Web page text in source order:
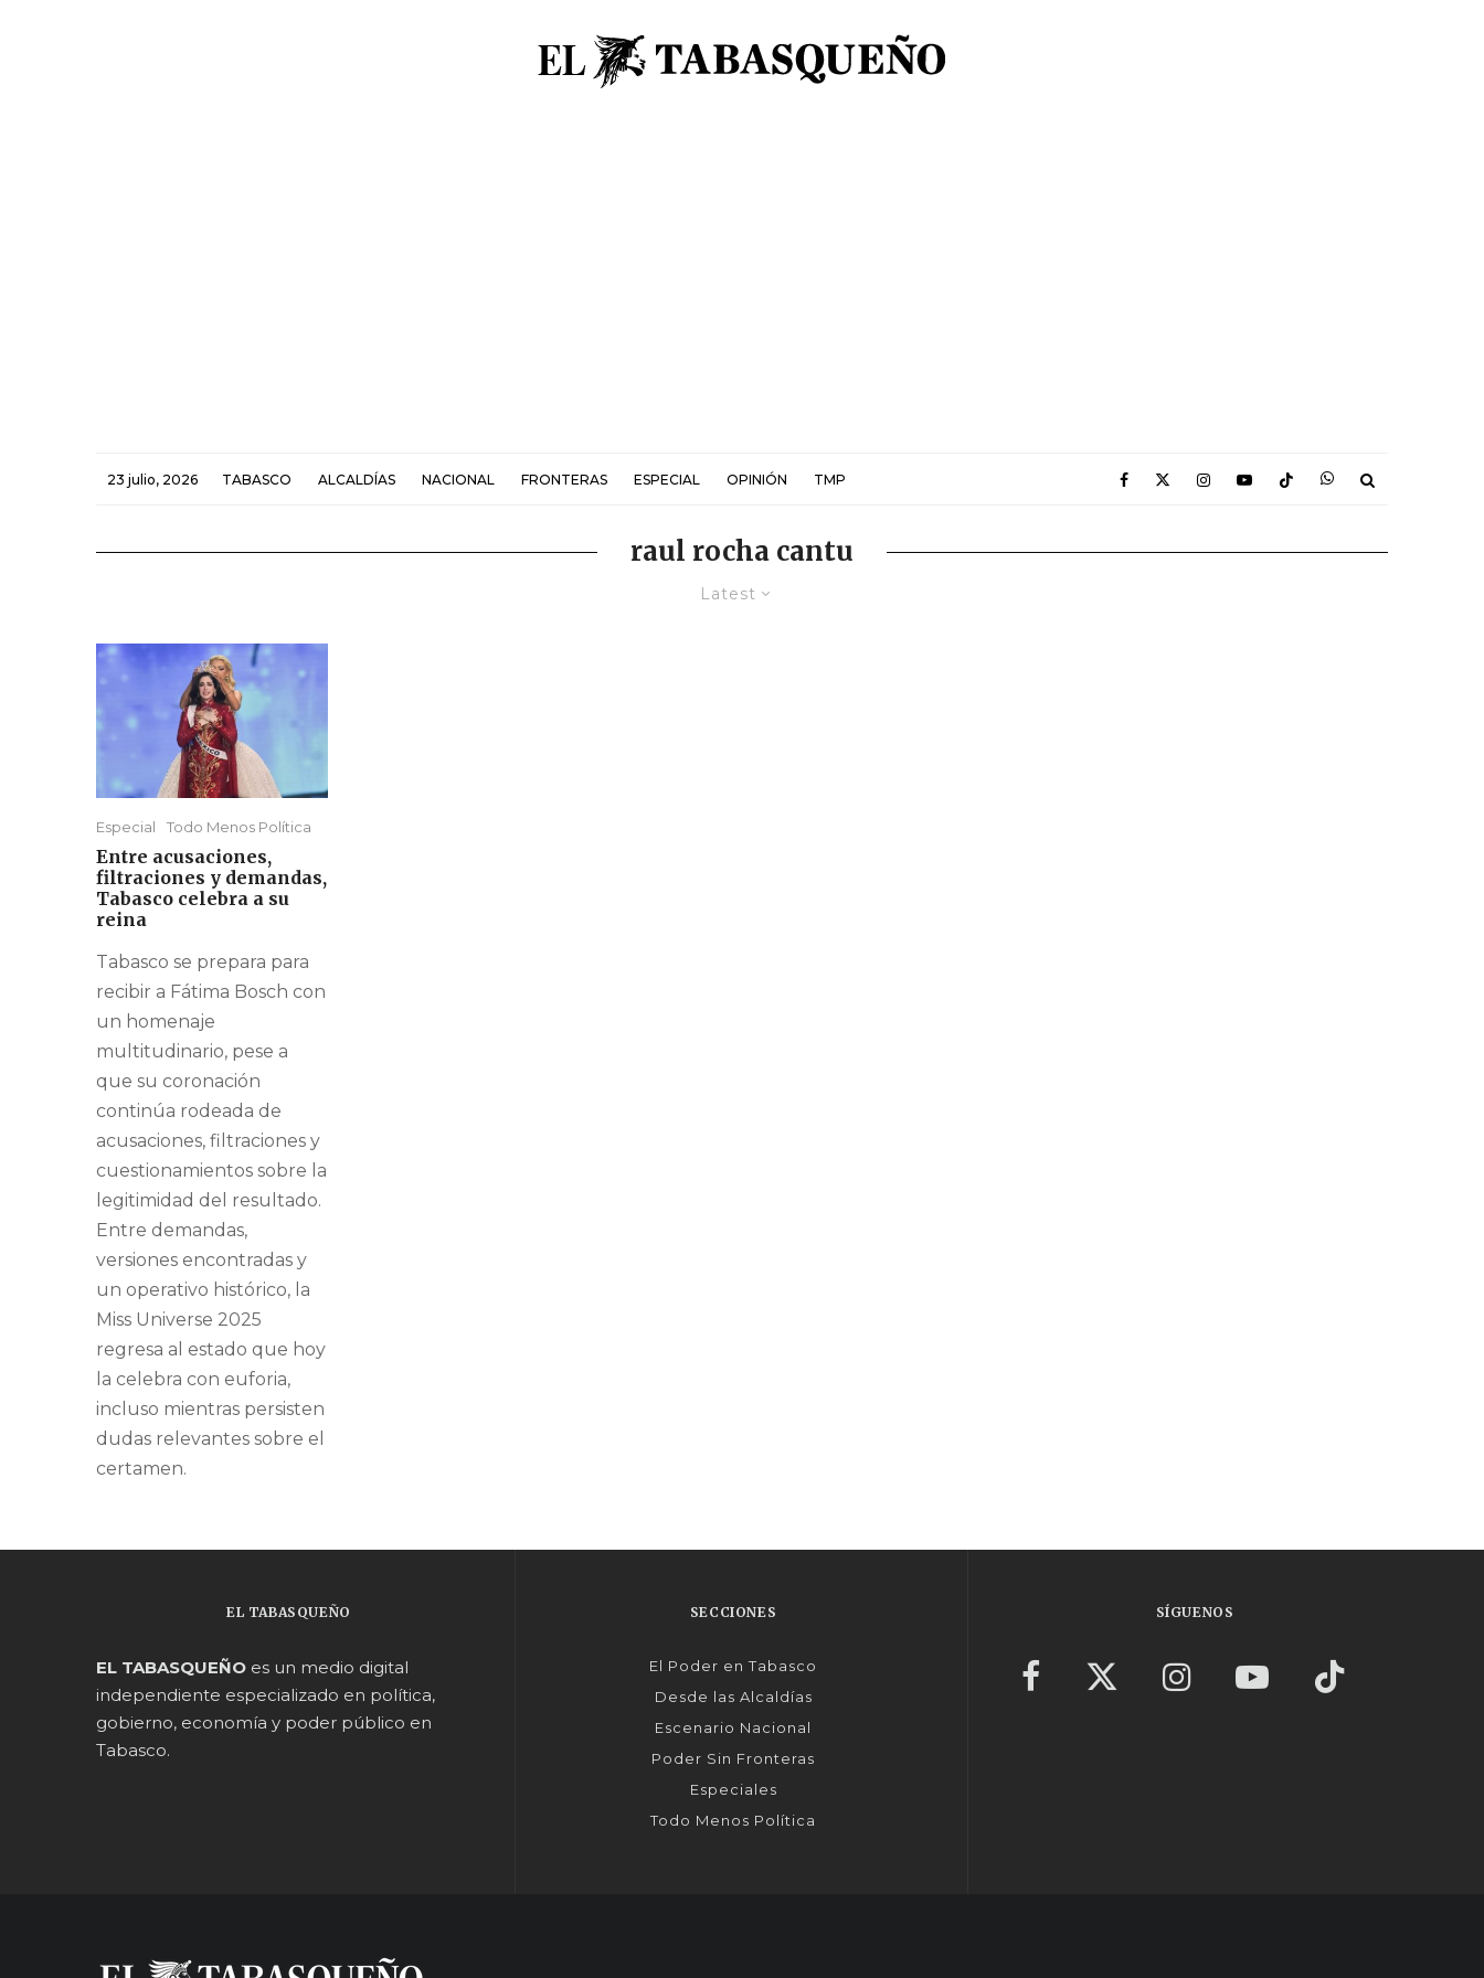
23 julio, 2026 TABASCO ALCALDÍAS NACIONAL FRONTERAS ESPECIAL OPINIÓN TMP
raul rocha cantu
Latest
Especial Todo Menos Política
Entre acusaciones,
filtraciones y demandas,
Tabasco celebra a su
reina
Tabasco se prepara para
recibir a Fátima Bosch con
un homenaje
multitudinario, pese a
que su coronación
continúa rodeada de
acusaciones, filtraciones y
cuestionamientos sobre la
legitimidad del resultado.
Entre demandas,
versiones encontradas y
un operativo histórico, la
Miss Universe 2025
regresa al estado que hoy
la celebra con euforia,
incluso mientras persisten
dudas relevantes sobre el
certamen.
EL TABASQUEÑO
EL TABASQUEÑO es un medio digital
independiente especializado en política,
gobierno, economía y poder público en
Tabasco.
SECCIONES
El Poder en Tabasco
Desde las Alcaldías
Escenario Nacional
Poder Sin Fronteras
Especiales
Todo Menos Política
SÍGUENOS